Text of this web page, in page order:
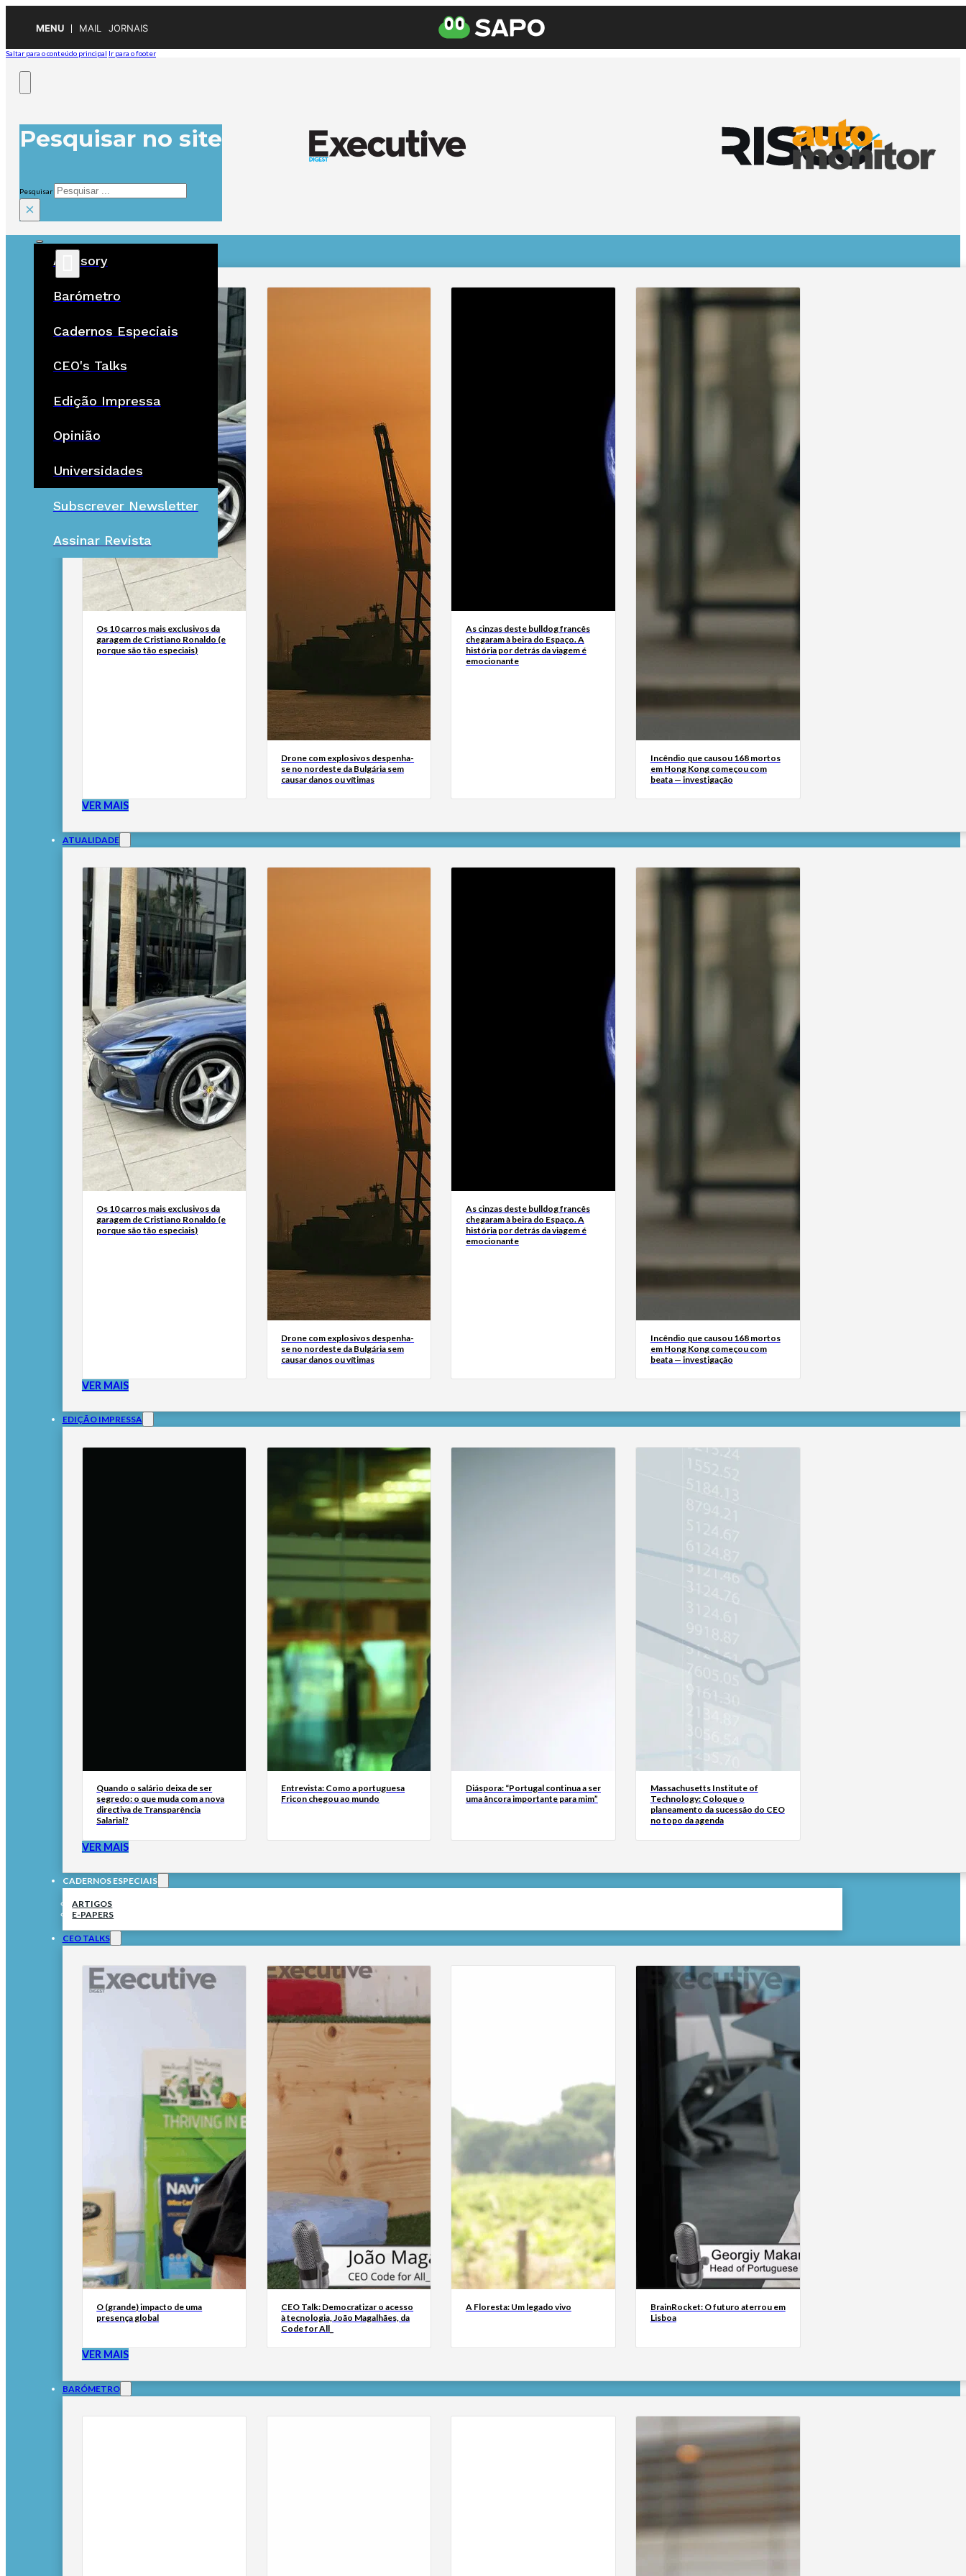
MENU MAIL JORNAIS
Saltar para o conteúdo principal Ir para o footer
Pesquisar no site
Pesquisar
×
Advisory
Barómetro
Cadernos Especiais
CEO's Talks
Edição Impressa
Opinião
Universidades
Subscrever Newsletter
Assinar Revista
ÚLTIMAS
Os 10 carros mais exclusivos da
garagem de Cristiano Ronaldo (e
porque são tão especiais)
Drone com explosivos despenha-
se no nordeste da Bulgária sem
causar danos ou vítimas
As cinzas deste bulldog francês
chegaram à beira do Espaço. A
história por detrás da viagem é
emocionante
Incêndio que causou 168 mortos
em Hong Kong começou com
beata — investigação
VER MAIS
ATUALIDADE
Os 10 carros mais exclusivos da
garagem de Cristiano Ronaldo (e
porque são tão especiais)
Drone com explosivos despenha-
se no nordeste da Bulgária sem
causar danos ou vítimas
As cinzas deste bulldog francês
chegaram à beira do Espaço. A
história por detrás da viagem é
emocionante
Incêndio que causou 168 mortos
em Hong Kong começou com
beata — investigação
VER MAIS
EDIÇÃO IMPRESSA
Quando o salário deixa de ser
segredo: o que muda com a nova
directiva de Transparência
Salarial?
Entrevista: Como a portuguesa
Fricon chegou ao mundo
Diáspora: “Portugal continua a ser
uma âncora importante para mim”
Massachusetts Institute of
Technology: Coloque o
planeamento da sucessão do CEO
no topo da agenda
VER MAIS
CADERNOS ESPECIAIS
ARTIGOS
E-PAPERS
CEO TALKS
O (grande) impacto de uma
presença global
CEO Talk: Democratizar o acesso
à tecnologia, João Magalhães, da
Code for All_
A Floresta: Um legado vivo
BrainRocket: O futuro aterrou em
Lisboa
VER MAIS
BARÓMETRO